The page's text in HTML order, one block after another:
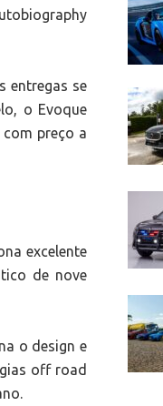
entregas se
o Evoque
preço a
excelente
de nove
o design e
off road